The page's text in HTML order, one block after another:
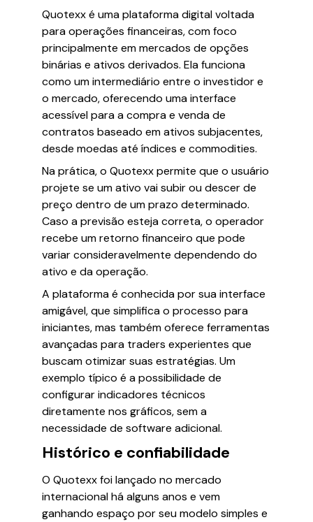
Quotexx é uma plataforma digital voltada
para operações financeiras, com foco
principalmente em mercados de opções
binárias e ativos derivados. Ela funciona
como um intermediário entre o investidor e
o mercado, oferecendo uma interface
acessível para a compra e venda de
contratos baseado em ativos subjacentes,
desde moedas até índices e commodities.
Na prática, o Quotexx permite que o usuário
projete se um ativo vai subir ou descer de
preço dentro de um prazo determinado.
Caso a previsão esteja correta, o operador
recebe um retorno financeiro que pode
variar consideravelmente dependendo do
ativo e da operação.
A plataforma é conhecida por sua interface
amigável, que simplifica o processo para
iniciantes, mas também oferece ferramentas
avançadas para traders experientes que
buscam otimizar suas estratégias. Um
exemplo típico é a possibilidade de
configurar indicadores técnicos
diretamente nos gráficos, sem a
necessidade de software adicional.
Histórico e confiabilidade
O Quotexx foi lançado no mercado
internacional há alguns anos e vem
ganhando espaço por seu modelo simples e